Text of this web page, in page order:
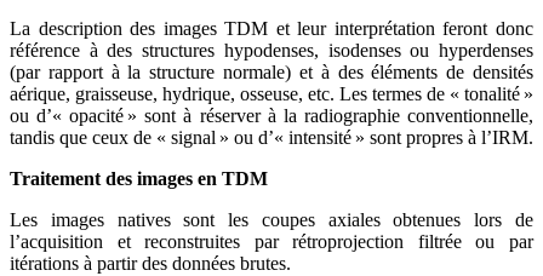
La description des images TDM et leur interprétation feront donc
référence à des structures hypodenses, isodenses ou hyperdenses
(par rapport à la structure normale) et à des éléments de densités
aérique, graisseuse, hydrique, osseuse, etc. Les termes de « tonalité »
ou d’« opacité » sont à réserver à la radiographie conventionnelle,
tandis que ceux de « signal » ou d’« intensité » sont propres à l’IRM.
Traitement des images en TDM
Les images natives sont les coupes axiales obtenues lors de
l’acquisition et reconstruites par rétroprojection filtrée ou par
itérations à partir des données brutes.